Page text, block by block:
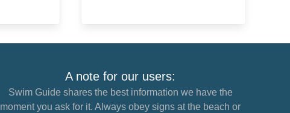
A note for our users:
Swim Guide shares the best information we have the
moment you ask for it. Always obey signs at the beach or